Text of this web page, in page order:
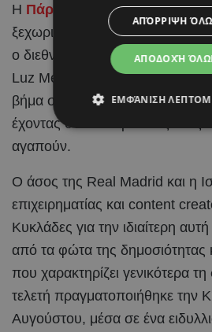
Η Πάρος
έγινε το σκηνικό για
ξεχωριστές στιγμές στη ζωή
ο διεθνής
ποδοσφαιριστής
Luz Méndez, αποφάσισαν να
βήμα στη σχέση τους και να
έχοντας στο πλευρό τους
αγαπούν.
Ο άσος της Real Madrid και η
επιχειρηματίας και content
Κυκλάδες για την ιδιαίτερη
από τα φώτα της δημοσιότητας
που χαρακτηρίζει γενικότερα
τελετή πραγματοποιήθηκε την
Αυγούστου, μέσα σε ένα
ΑΠΟΔΟΧΉ
ΑΠΌΡΡΙΨΗ
ΕΜΦΆΝΙΣΗ